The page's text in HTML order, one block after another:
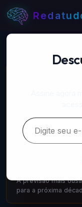
📚 LIVROS
Escrito pelo
transformar tudo.
A Singularidade
A previsão mais
para a próxima
Digite seu e-mail…